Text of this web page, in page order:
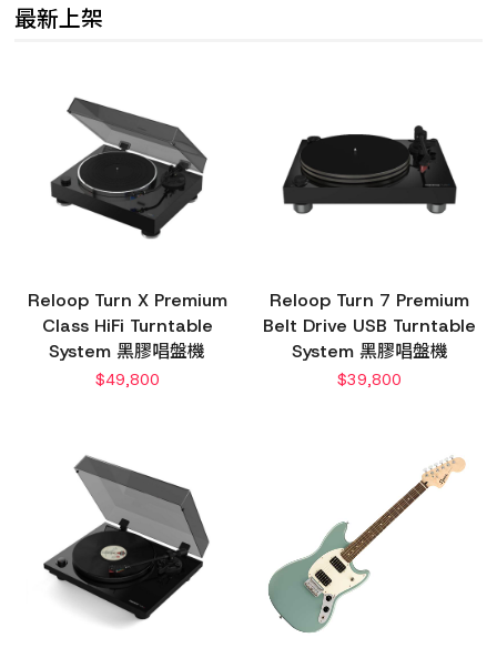
最新上架
Reloop Turn X Premium
Class HiFi Turntable
System 黑膠唱盤機
$49,800
Reloop Turn 7 Premium
Belt Drive USB Turntable
System 黑膠唱盤機
$39,800